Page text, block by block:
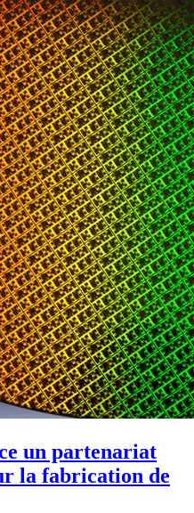
un partenariat
la fabrication de